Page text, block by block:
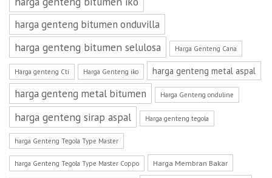
harga genteng bitumen onduvilla
harga genteng bitumen selulosa Harga Genteng Cana
Harga genteng Cti Harga Genteng iko harga genteng metal aspal
harga genteng metal bitumen Harga Genteng onduline
harga genteng sirap aspal Harga genteng tegola
harga Genteng Tegola Type Master
harga Genteng Tegola Type Master Coppo Harga Membran Bakar